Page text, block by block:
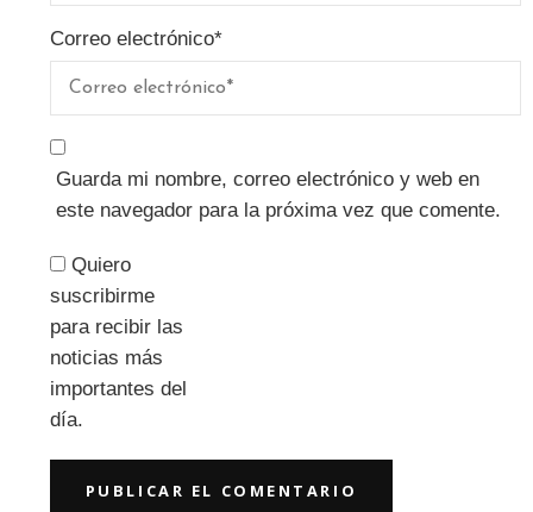
Correo electrónico*
Guarda mi nombre, correo electrónico y web en
este navegador para la próxima vez que comente.
Quiero
suscribirme
para recibir las
noticias más
importantes del
día.